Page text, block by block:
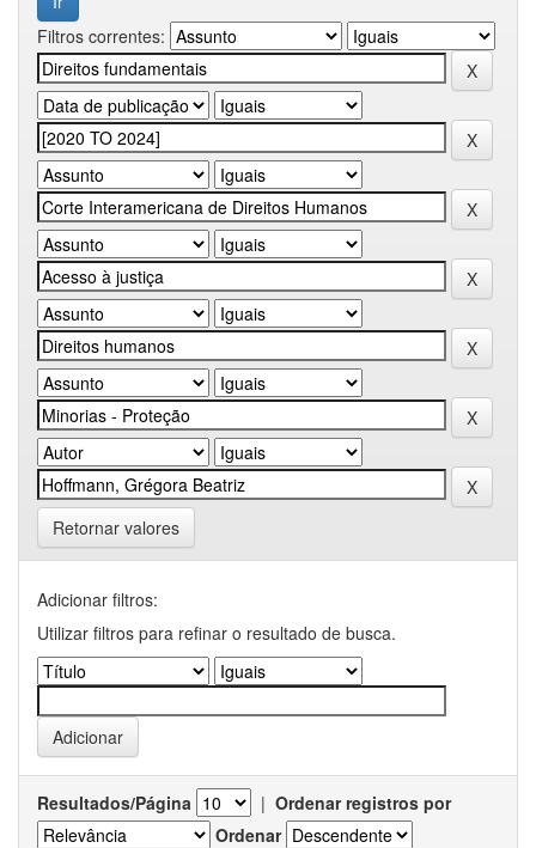
Filtros correntes:
Retornar valores
Adicionar filtros:
Utilizar filtros para refinar o resultado de busca.
Resultados/Página | Ordenar registros por
Ordenar